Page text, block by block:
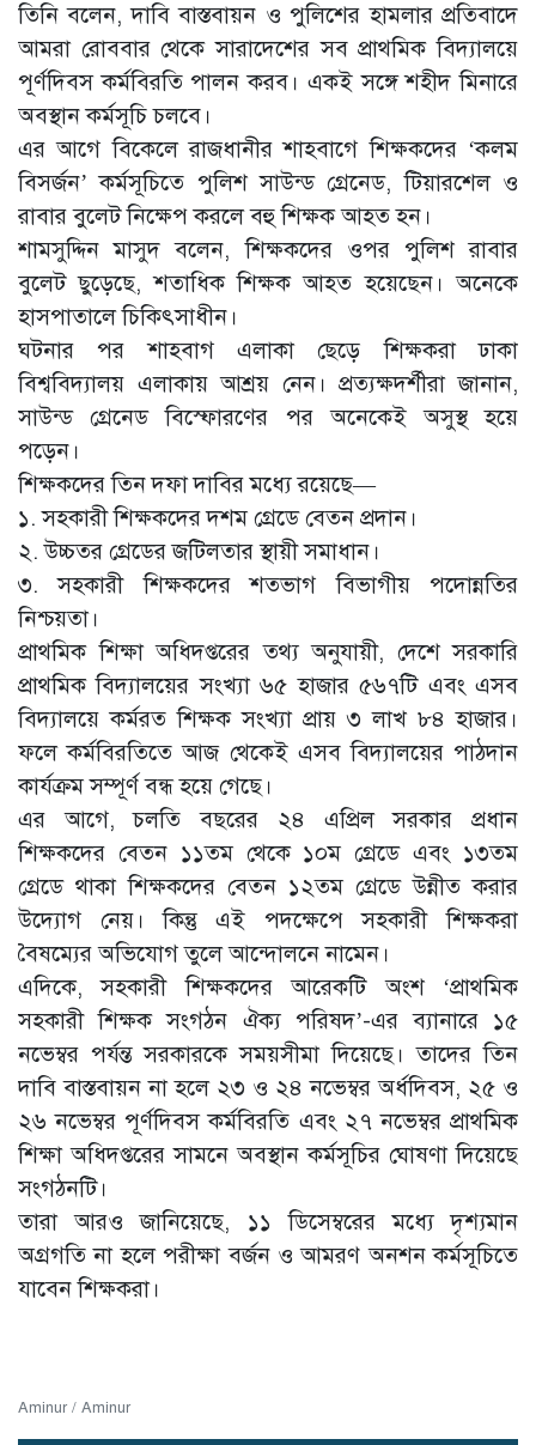
তিনি বলেন, দাবি বাস্তবায়ন ও পুলিশের হামলার প্রতিবাদে
আমরা রোববার থেকে সারাদেশের সব প্রাথমিক বিদ্যালয়ে
পূর্ণদিবস কর্মবিরতি পালন করব। একই সঙ্গে শহীদ মিনারে
অবস্থান কর্মসূচি চলবে।
এর আগে বিকেলে রাজধানীর শাহবাগে শিক্ষকদের ‘কলম
বিসর্জন’ কর্মসূচিতে পুলিশ সাউন্ড গ্রেনেড, টিয়ারশেল ও
রাবার বুলেট নিক্ষেপ করলে বহু শিক্ষক আহত হন।
শামসুদ্দিন মাসুদ বলেন, শিক্ষকদের ওপর পুলিশ রাবার
বুলেট ছুড়েছে, শতাধিক শিক্ষক আহত হয়েছেন। অনেকে
হাসপাতালে চিকিৎসাধীন।
ঘটনার পর শাহবাগ এলাকা ছেড়ে শিক্ষকরা ঢাকা
বিশ্ববিদ্যালয় এলাকায় আশ্রয় নেন। প্রত্যক্ষদর্শীরা জানান,
সাউন্ড গ্রেনেড বিস্ফোরণের পর অনেকেই অসুস্থ হয়ে
পড়েন।
শিক্ষকদের তিন দফা দাবির মধ্যে রয়েছে—
১️. সহকারী শিক্ষকদের দশম গ্রেডে বেতন প্রদান।
২. উচ্চতর গ্রেডের জটিলতার স্থায়ী সমাধান।
৩️. সহকারী শিক্ষকদের শতভাগ বিভাগীয় পদোন্নতির
নিশ্চয়তা।
প্রাথমিক শিক্ষা অধিদপ্তরের তথ্য অনুযায়ী, দেশে সরকারি
প্রাথমিক বিদ্যালয়ের সংখ্যা ৬৫ হাজার ৫৬৭টি এবং এসব
বিদ্যালয়ে কর্মরত শিক্ষক সংখ্যা প্রায় ৩ লাখ ৮৪ হাজার।
ফলে কর্মবিরতিতে আজ থেকেই এসব বিদ্যালয়ের পাঠদান
কার্যক্রম সম্পূর্ণ বন্ধ হয়ে গেছে।
এর আগে, চলতি বছরের ২৪ এপ্রিল সরকার প্রধান
শিক্ষকদের বেতন ১১তম থেকে ১০ম গ্রেডে এবং ১৩তম
গ্রেডে থাকা শিক্ষকদের বেতন ১২তম গ্রেডে উন্নীত করার
উদ্যোগ নেয়। কিন্তু এই পদক্ষেপে সহকারী শিক্ষকরা
বৈষম্যের অভিযোগ তুলে আন্দোলনে নামেন।
এদিকে, সহকারী শিক্ষকদের আরেকটি অংশ ‘প্রাথমিক
সহকারী শিক্ষক সংগঠন ঐক্য পরিষদ’-এর ব্যানারে ১৫
নভেম্বর পর্যন্ত সরকারকে সময়সীমা দিয়েছে। তাদের তিন
দাবি বাস্তবায়ন না হলে ২৩ ও ২৪ নভেম্বর অর্ধদিবস, ২৫ ও
২৬ নভেম্বর পূর্ণদিবস কর্মবিরতি এবং ২৭ নভেম্বর প্রাথমিক
শিক্ষা অধিদপ্তরের সামনে অবস্থান কর্মসূচির ঘোষণা দিয়েছে
সংগঠনটি।
তারা আরও জানিয়েছে, ১১ ডিসেম্বরের মধ্যে দৃশ্যমান
অগ্রগতি না হলে পরীক্ষা বর্জন ও আমরণ অনশন কর্মসূচিতে
যাবেন শিক্ষকরা।
Aminur / Aminur